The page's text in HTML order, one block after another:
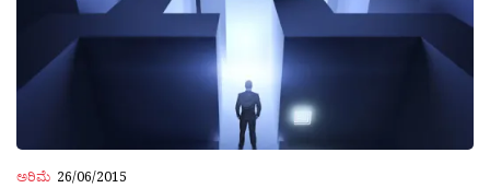
ಅರಿಮೆ 26/06/2015